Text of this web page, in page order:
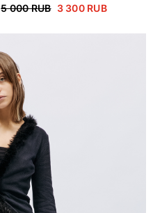
5 000 RUB 3 300 RUB